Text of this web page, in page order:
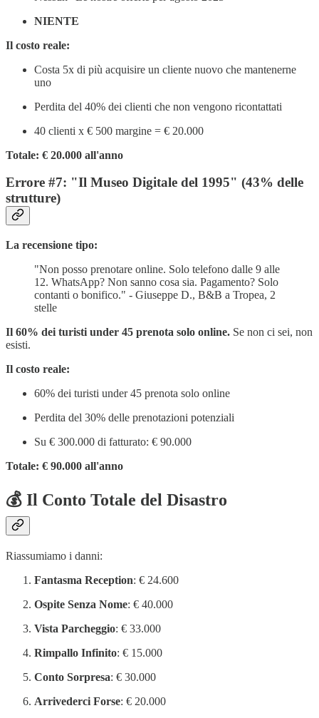
NIENTE
Il costo reale:
Costa 5x di più acquisire un cliente nuovo che mantenerne
uno
Perdita del 40% dei clienti che non vengono ricontattati
40 clienti x € 500 margine = € 20.000
Totale: € 20.000 all'anno
Errore #7: "Il Museo Digitale del 1995" (43% delle
strutture)
La recensione tipo:
"Non posso prenotare online. Solo telefono dalle 9 alle
12. WhatsApp? Non sanno cosa sia. Pagamento? Solo
contanti o bonifico." - Giuseppe D., B&B a Tropea, 2
stelle
Il 60% dei turisti under 45 prenota solo online. Se non ci sei, non
esisti.
Il costo reale:
60% dei turisti under 45 prenota solo online
Perdita del 30% delle prenotazioni potenziali
Su € 300.000 di fatturato: € 90.000
Totale: € 90.000 all'anno
💰 Il Conto Totale del Disastro
Riassumiamo i danni:
Fantasma Reception: € 24.600
Ospite Senza Nome: € 40.000
Vista Parcheggio: € 33.000
Rimpallo Infinito: € 15.000
Conto Sorpresa: € 30.000
Arrivederci Forse: € 20.000